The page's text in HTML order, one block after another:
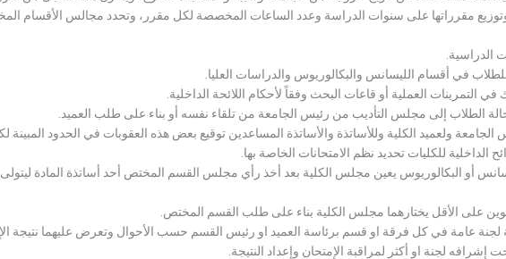
وتوزيع مقرراتها على سنوات الدراسة وعدد الساعات المخصصة لكل مقرر، وتحدد مجالس
الدراسية.
للطلاب في أقسام الليسانس والبكالوريوس والدراسات العليا.
العملية أو قاعات البحث وفقاً لأحكام اللائحة الداخلية.
الطلاب إلى مجلس التأديب من رئيس الجامعة من تلقاء نفسه أو بناء على طلب العميد.
ولعميد الكلية وللأساتذة والأساتذة المساعدين توقيع بعض هذه العقوبات في الحدود المبينة
الداخلية للكليات تحديد نظم الامتحانات الخاصة بها.
أو البكالوريوس يعين مجلس الكلية بعد أخذ رأي مجلس القسم المختص أحد أساتذة المادة
على الأقل يختارهما مجلس الكلية بناء على طلب القسم المختص.
لجنة عامة في كل فرقة او قسم برئاسة العميد او رئيس القسم حسب الأحوال وتعرض عليهما نتيجة
لجنة او أكثر لمراقبة الإمتحان وإعداد النتيجة.